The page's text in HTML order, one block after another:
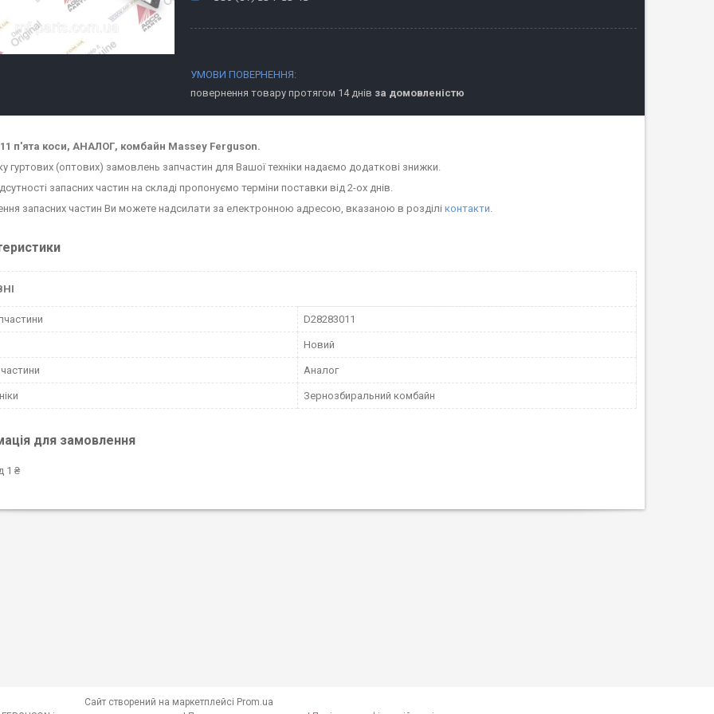
повернення товару протягом 14 днів за домовленістю
п'ята коси, АНАЛОГ, комбайн Massey Ferguson.
гуртових (оптових) замовлень запчастин для Вашої техніки надаємо додаткові знижки.
запасних частин на складі пропонуємо терміни поставки від 2-ох днів.
запасних частин Ви можете надсилати за електронною адресою, вказаною в розділі контакти
D28283011
Новий
Аналог
Зернозбиральний комбайн
для замовлення
1 ₴
Сайт створений на маркетплейсі Prom.ua